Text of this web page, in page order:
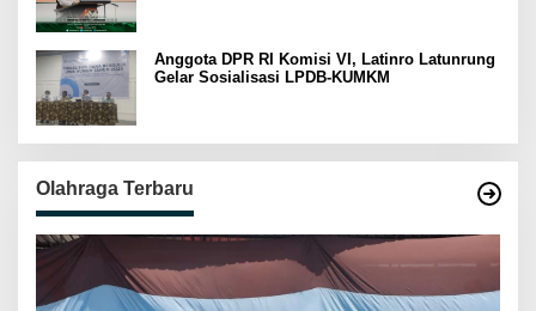
Anggota DPR RI Komisi VI, Latinro Latunrung
Gelar Sosialisasi LPDB-KUMKM
Olahraga Terbaru